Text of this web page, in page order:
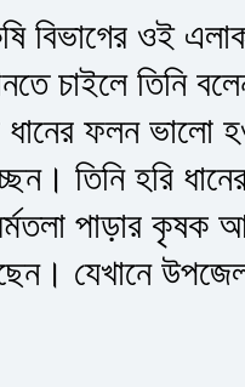
বিভাগের ওই
চাইলে তিনি
ফলন ভালো
তিনি হরি
পাড়ার কৃষক
যেখানে